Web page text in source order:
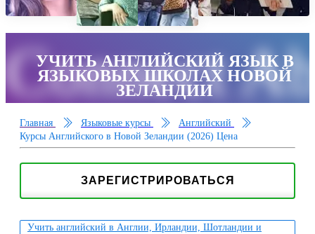
Connect
УЧИТЬ АНГЛИЙСКИЙ ЯЗЫК В
ЯЗЫКОВЫХ ШКОЛАХ НОВОЙ
ЗЕЛАНДИИ
Главная Языковые курсы
Английский
Курсы Английского в Новой Зеландии (2026) Цена
ЗАРЕГИСТРИРОВАТЬСЯ
Учить английский в Англии, Ирландии, Шотландии и